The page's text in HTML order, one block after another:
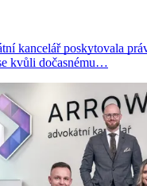
kancelář poskytovala
kvůli dočasnému…